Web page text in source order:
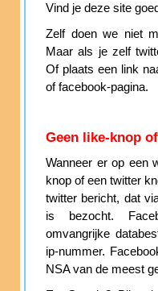
Vind je deze site
Zelf doen we niet
Maar als je zelf
Of plaats een link
of facebook-pagina.
Geen like-knop
Wanneer er op een
knop of een twitter
twitter bericht, dat
is bezocht.
omvangrijke
ip-nummer.
NSA van de meest